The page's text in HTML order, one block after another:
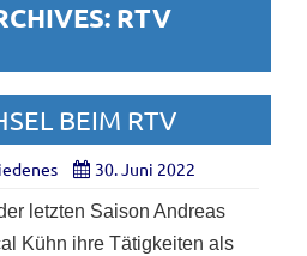
RTV
BEIM RTV
30. Juni 2022
letzten Saison Andreas
Kühn ihre Tätigkeiten als